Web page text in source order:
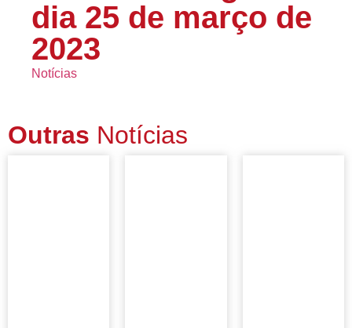
dia 25 de março de
2023
Notícias
Outras Notícias